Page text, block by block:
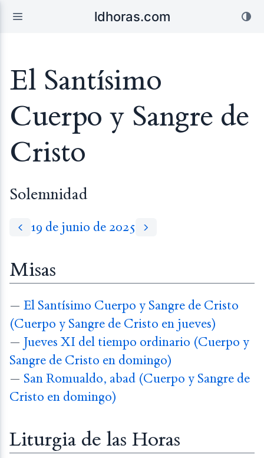
ldhoras.com
El Santísimo
Cuerpo y Sangre de
Cristo
Solemnidad
19 de junio de 2025
Misas
— El Santísimo Cuerpo y Sangre de Cristo
(Cuerpo y Sangre de Cristo en jueves)
— Jueves XI del tiempo ordinario (Cuerpo y
Sangre de Cristo en domingo)
— San Romualdo, abad (Cuerpo y Sangre de
Cristo en domingo)
Liturgia de las Horas